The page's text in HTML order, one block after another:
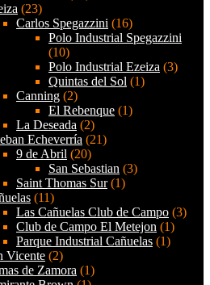
(23)
Carlos Spegazzini (16)
Polo Industrial Spegazzini
(10)
Polo Industrial Ezeiza (3)
Quintas del Sol (1)
Canning (2)
El Rebenque (1)
La Deseada (2)
Echeverría (21)
9 de Abril (20)
San Sebastian (3)
Saint Thomas Sur(1)
(11)
Las Cañuelas Club de Campo (3)
Club de Campo El Metejon (1)
Parque Industrial Cañuelas (1)
Vicente (2)
de Zamora (1)